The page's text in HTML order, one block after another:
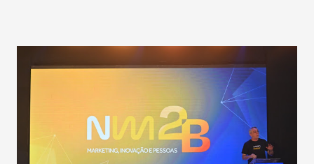
população suspeita e de cuidados com os ambientes
públicos e domiciliares. “Nós não estamos vivendo uma
epidemia comum, como temos em todos os anos, com
aumento de casos de dengue, influenza ou H1N1. Trata-se
de uma epidemia com um vírus diferente, com um poder de
contaminação maior que outros coronavírus”, apontou o